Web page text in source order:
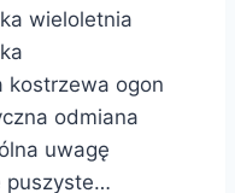
wieloletnia
ogon
odmiana
uwagę
puszyste…